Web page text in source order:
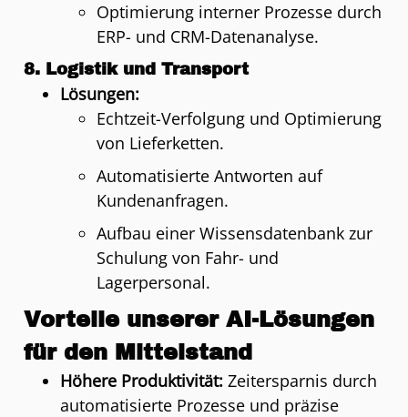
Optimierung interner Prozesse durch
ERP- und CRM-Datenanalyse.
8. Logistik und Transport
Lösungen:
Echtzeit-Verfolgung und Optimierung
von Lieferketten.
Automatisierte Antworten auf
Kundenanfragen.
Aufbau einer Wissensdatenbank zur
Schulung von Fahr- und
Lagerpersonal.
Vorteile unserer AI-Lösungen
für den Mittelstand
Höhere Produktivität: Zeitersparnis durch
automatisierte Prozesse und präzise